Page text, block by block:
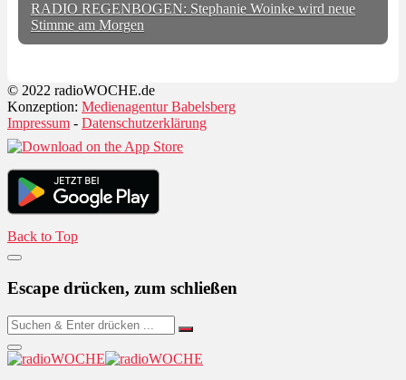
RADIO REGENBOGEN: Stephanie Woinke wird neue
Stimme am Morgen
© 2022 radioWOCHE.de
Konzeption: Medienagentur Babelsberg
Impressum - Datenschutzerklärung
Back to Top
Escape drücken, zum schließen